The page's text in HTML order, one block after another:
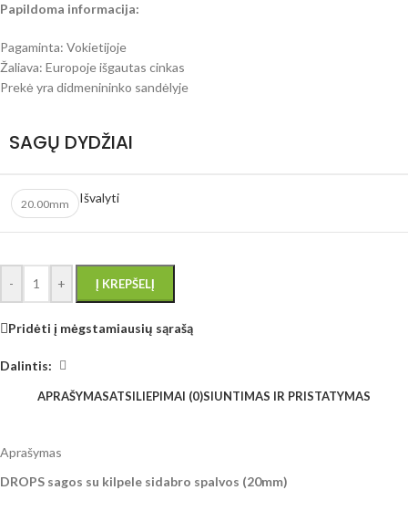
Papildoma informacija:
Pagaminta: Vokietijoje
Žaliava: Europoje išgautas cinkas
Prekė yra didmenininko sandėlyje
SAGŲ DYDŽIAI
20.00mm Išvalyti
- + Į KREPŠELĮ
Pridėti į mėgstamiausių sąrašą
Dalintis:
APRAŠYMASATSILIEPIMAI (0)SIUNTIMAS IR PRISTATYMAS
Aprašymas
DROPS sagos su kilpele sidabro spalvos (20mm)